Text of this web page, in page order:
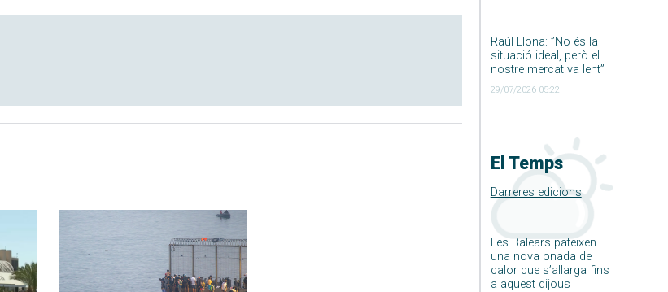
Raúl Llona: ”No és la
situació ideal, però el
nostre mercat va lent”
29/07/2026 05:22
El Temps
Darreres edicions
Les Balears pateixen
una nova onada de
calor que s’allarga fins
a aquest dijous